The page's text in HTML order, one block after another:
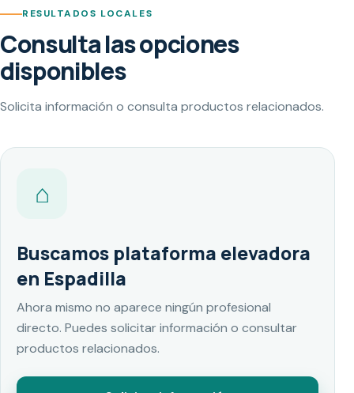
RESULTADOS LOCALES
Consulta las opciones
disponibles
Solicita información o consulta productos relacionados.
⌂
Buscamos plataforma elevadora
en Espadilla
Ahora mismo no aparece ningún profesional
directo. Puedes solicitar información o consultar
productos relacionados.